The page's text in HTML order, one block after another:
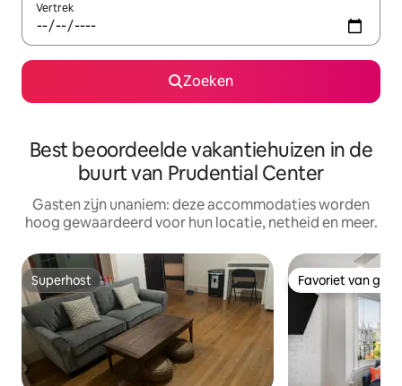
Vertrek
Zoeken
Best beoordeelde vakantiehuizen in de
buurt van Prudential Center
Gasten zijn unaniem: deze accommodaties worden
hoog gewaardeerd voor hun locatie, netheid en meer.
Superhost
Superhost Favoriet van
Favoriet van